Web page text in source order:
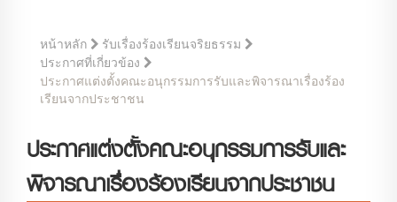
หน้าหลัก
รับเรื่องร้องเรียนจริยธรรม
ประกาศที่เกี่ยวข้อง
ประกาศแต่งตั้งคณะอนุกรรมการรับและพิจารณาเรื่องร้อง
เรียนจากประชาชน
ประกาศแต่งตั้งคณะอนุกรรมการรับและ
พิจารณาเรื่องร้องเรียนจากประชาชน